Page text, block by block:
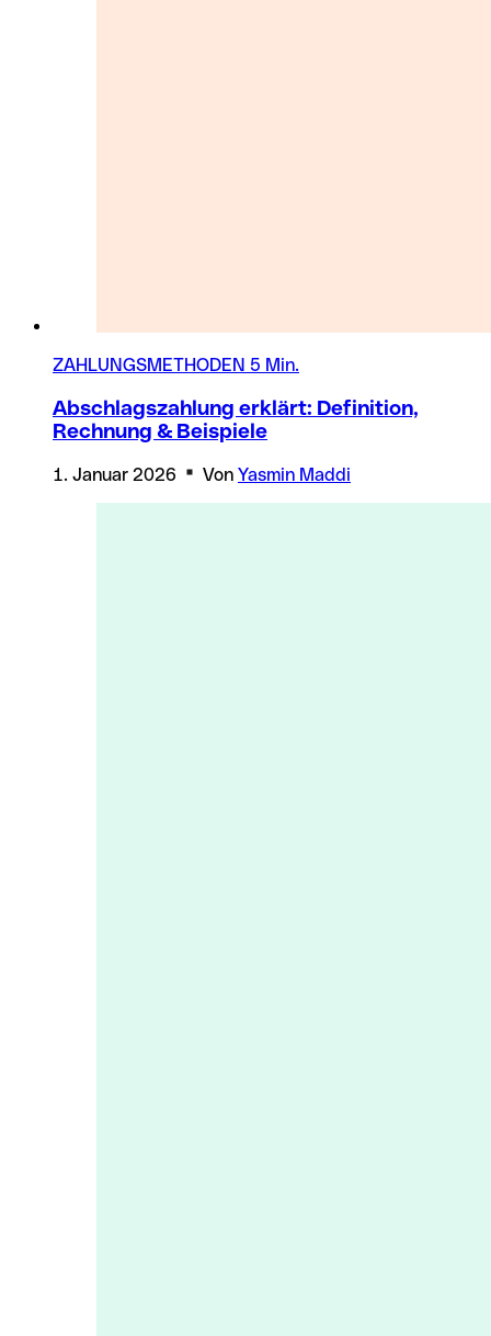
ZAHLUNGSMETHODEN 5 Min.
Abschlagszahlung erklärt: Definition,
Rechnung & Beispiele
1. Januar 2026 Von Yasmin Maddi